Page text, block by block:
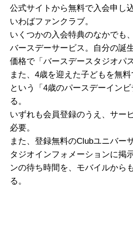
公式サイトから無料で入会申し
いわばファンクラブ。
いくつかの入会特典のなかでも
バースデーサービス。自分の誕
価格で「バースデースタジオパ
また、4歳を迎えた子どもを無
という「4歳のパースデーイン
る。
いずれも会員登録のうえ、サー
必要。
また、登録無料のClubユニバー
タジオインフォメーションに掲
ンの待ち時間を、モバイルから
る。